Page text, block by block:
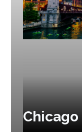
Chicago